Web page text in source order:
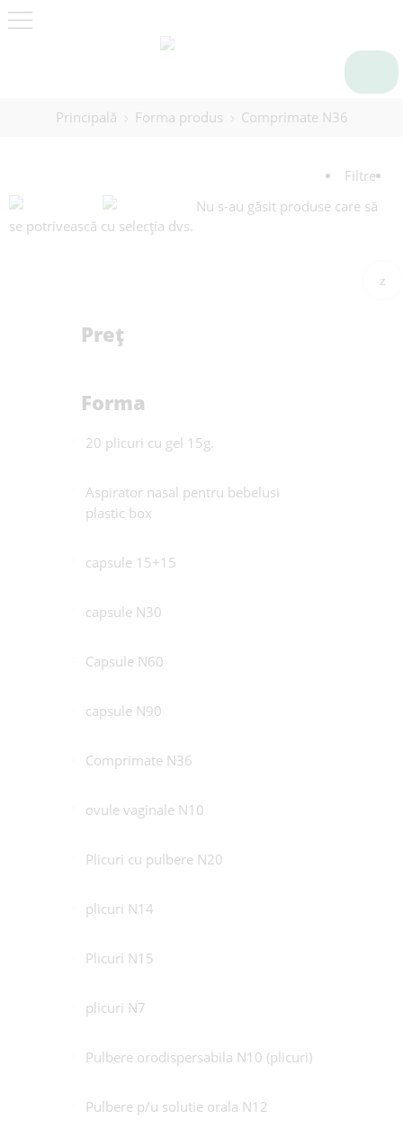
Principală Forma produs Comprimate N36
Filtre
Nu s-au găsit produse care să
se potrivească cu selecția dvs.
Preț
Forma
20 plicuri cu gel 15g.
Aspirator nasal pentru bebelusi
plastic box
capsule 15+15
capsule N30
Capsule N60
capsule N90
Comprimate N36
ovule vaginale N10
Plicuri cu pulbere N20
plicuri N14
Plicuri N15
plicuri N7
Pulbere orodispersabila N10 (plicuri)
Pulbere p/u solutie orala N12